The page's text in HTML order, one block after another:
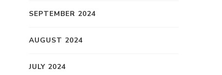
SEPTEMBER 2024
AUGUST 2024
JULY 2024